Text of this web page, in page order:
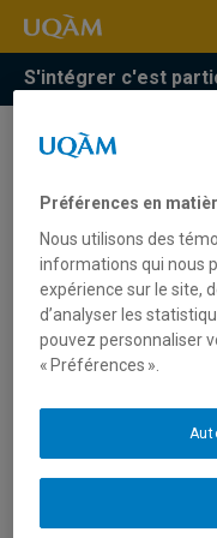
S'intégrer c'est
Nous
Préférences en
Nous utilisons des
informations qui nous
expérience sur le site,
d’analyser les
pouvez personnaliser
« Préférences ».